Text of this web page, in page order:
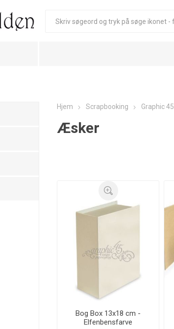
Hjem Scrapbooking Graphic 45
Æsker
Bog Box 13x18 cm -
Elfenbensfarve